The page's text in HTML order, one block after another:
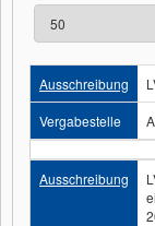
Ausschreibung
Vergabestelle
Ausschreibung